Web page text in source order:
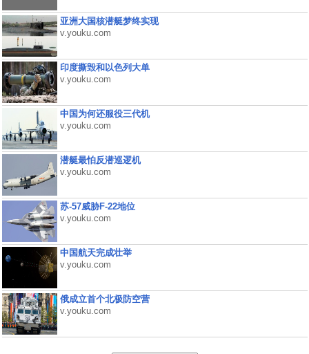
亚洲大国核潜艇梦终实现
v.youku.com
印度撕毁和以色列大单
v.youku.com
中国为何还服役三代机
v.youku.com
潜艇最怕反潜巡逻机
v.youku.com
苏-57威胁F-22地位
v.youku.com
中国航天完成壮举
v.youku.com
俄成立首个北极防空营
v.youku.com